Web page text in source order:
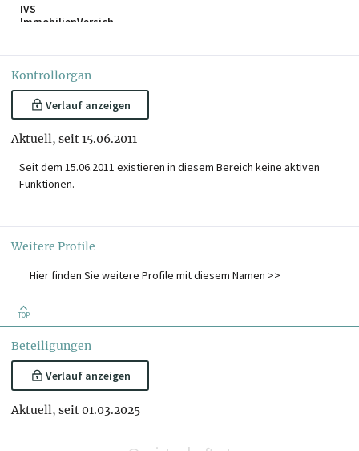
IVS
ImmobilienVersicher
Kontrollorgan
Verlauf anzeigen
Aktuell, seit 15.06.2011
Seit dem 15.06.2011 existieren in diesem Bereich keine aktiven
Funktionen.
Weitere Profile
Hier finden Sie weitere Profile mit diesem Namen >>
TOP
Beteiligungen
Verlauf anzeigen
Aktuell, seit 01.03.2025